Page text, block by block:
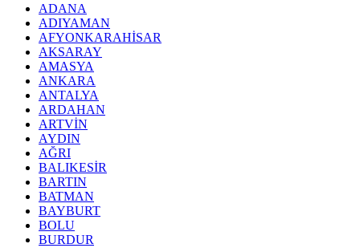
ADANA
ADIYAMAN
AFYONKARAHİSAR
AKSARAY
AMASYA
ANKARA
ANTALYA
ARDAHAN
ARTVİN
AYDIN
AĞRI
BALIKESİR
BARTIN
BATMAN
BAYBURT
BOLU
BURDUR